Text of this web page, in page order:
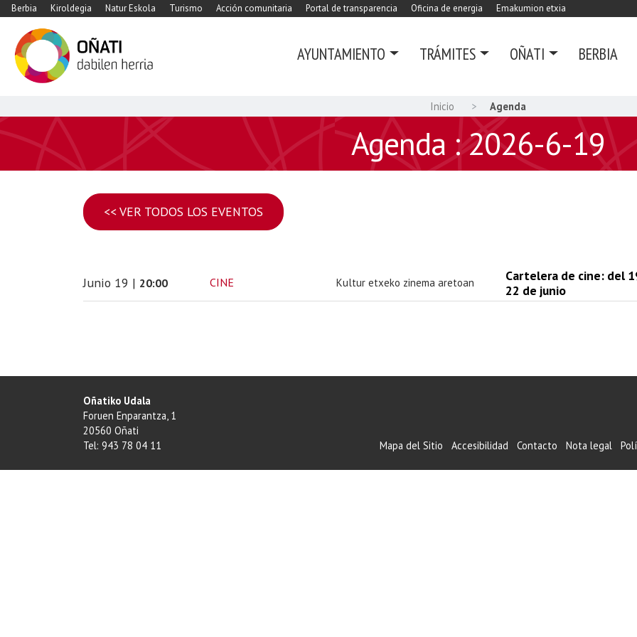
Berbia Kiroldegia Natur Eskola Turismo Acción comunitaria Portal de transparencia Oficina de energia Emakumion etxia
AYUNTAMIENTO TRÁMITES OÑATI BERBIA
Inicio Agenda
Agenda : 2026-6-19
<< VER TODOS LOS EVENTOS
Junio 19 | 20:00 CINE Kultur etxeko zinema aretoan
Cartelera de cine: del
22 de junio
Oñatiko Udala
Foruen Enparantza, 1
20560 Oñati
Tel: 943 78 04 11
Mapa del Sitio Accesibilidad Contacto Nota legal